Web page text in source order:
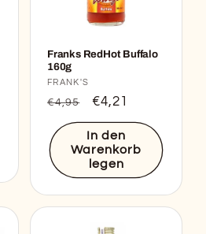
Franks RedHot Buffalo
160g
Anbieter:
FRANK'S
Normaler
Preis
€4,95 Verkaufspreis
€4,21
In den
Warenkorb
legen